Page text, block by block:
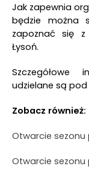
Jak zapewnia
będzie można
zapoznać się
Łysoń.
udzielane są pod
Zobacz również:
Otwarcie sezonu
Otwarcie sezonu